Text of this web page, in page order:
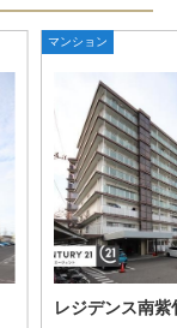
マンション
レジデンス南紫